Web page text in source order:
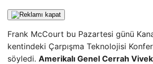
Frank McCourt bu Pazartesi günü
kentindeki Çarpışma Teknolojisi
söyledi. Amerikalı Genel Cerrah